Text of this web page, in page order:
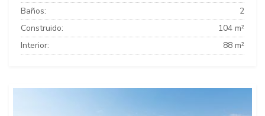
Baños:
2
Construido:
104 m²
Interior:
88 m²